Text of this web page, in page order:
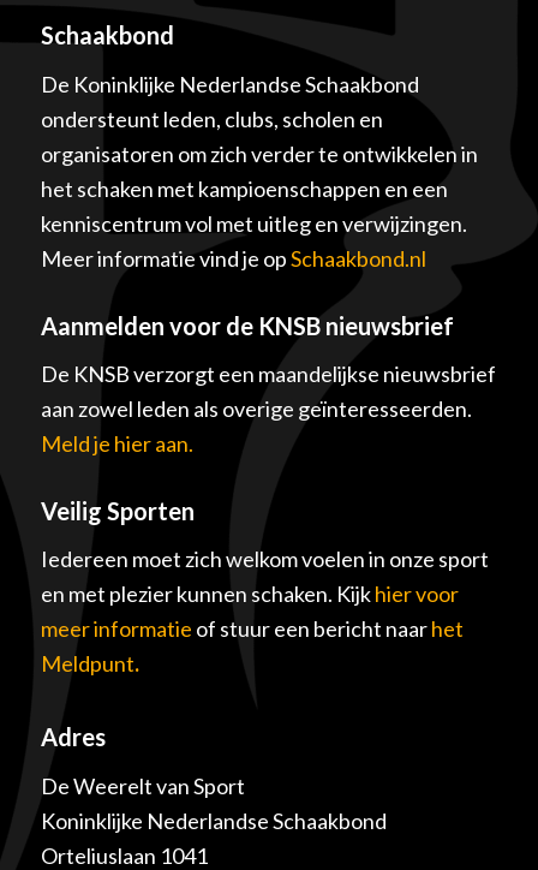
Schaakbond
De Koninklijke Nederlandse Schaakbond
ondersteunt leden, clubs, scholen en
organisatoren om zich verder te ontwikkelen in
het schaken met kampioenschappen en een
kenniscentrum vol met uitleg en verwijzingen.
Meer informatie vind je opSchaakbond.nl
Aanmelden voor de KNSB nieuwsbrief
De KNSB verzorgt een maandelijkse nieuwsbrief
aan zowel leden als overige geïnteresseerden.
Meld je hier aan.
Veilig Sporten
Iedereen moet zich welkom voelen in onze sport
en met plezier kunnen schaken. Kijkhier voor
meer informatie of stuur een bericht naarhet
Meldpunt.
Adres
De Weerelt van Sport
Koninklijke Nederlandse Schaakbond
Orteliuslaan 1041